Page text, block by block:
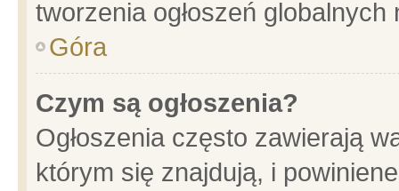
tworzenia ogłoszeń
Góra
Czym są ogłoszenia?
Ogłoszenia często zawierają
którym się znajdują, i